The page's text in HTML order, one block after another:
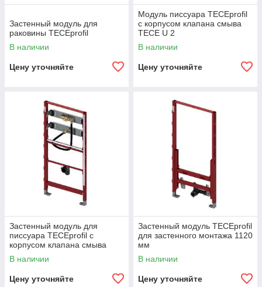
Застенный модуль для
раковины TECEprofil
В наличии
Цену уточняйте
Модуль писсуара TECEprofil
с корпусом клапана смыва
TECE U 2
В наличии
Цену уточняйте
Застенный модуль для
писсуара TECEprofil с
корпусом клапана смыва
TECE U 1
В наличии
Цену уточняйте
Застенный модуль TECEprofil
для застенного монтажа 1120
мм
В наличии
Цену уточняйте